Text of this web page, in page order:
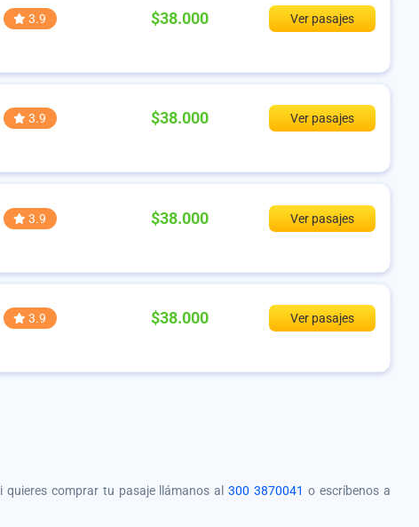
3.9 $38.000 Ver pasajes
3.9 $38.000 Ver pasajes
3.9 $38.000 Ver pasajes
3.9 $38.000 Ver pasajes
quieres comprar tu pasaje llámanos al300 3870041 o escríbenos a